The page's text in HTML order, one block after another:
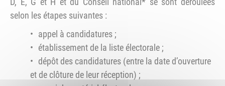
selon les étapes suivantes :
appel à candidatures ;
établissement de la liste électorale ;
dépôt des candidatures (entre la date d’ouverture
et de clôture de leur réception) ;